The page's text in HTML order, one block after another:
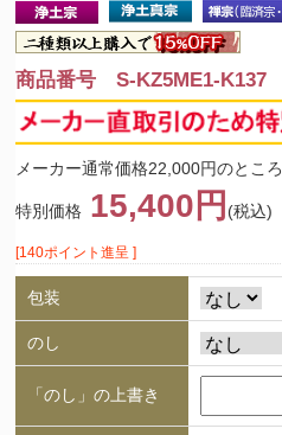
商品番号 S-KZ5ME1-K137
メーカー通常価格22,000円のところ
特別価格 15,400円 (税込)
[140ポイント進呈 ]
包装
のし
「のし」の上書き